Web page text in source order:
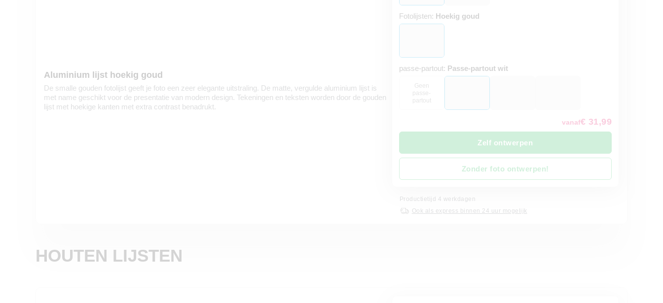
Aluminium lijst hoekig goud
De smalle gouden fotolijst geeft je foto een zeer elegante uitstraling. De matte, vergulde aluminium lijst is
met name geschikt voor de presentatie van modern design. Tekeningen en teksten worden door de gouden
lijst met hoekige kanten met extra contrast benadrukt.
Fotolijsten: Hoekig goud
passe-partout: Passe-partout wit
Geen
passe-
partout
vanaf€ 31,99
Zelf ontwerpen
Zonder foto ontwerpen!
Productietijd 4 werkdagen
Ook als express binnen 24 uur mogelijk
HOUTEN LIJSTEN